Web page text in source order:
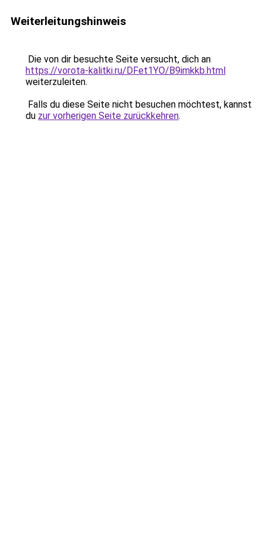
Weiterleitungshinweis
Die von dir besuchte Seite versucht, dich an
https://vorota-kalitki.ru/DFet1YO/B9imkkb.html
weiterzuleiten.
Falls du diese Seite nicht besuchen möchtest, kannst
du zur vorherigen Seite zurückkehren.